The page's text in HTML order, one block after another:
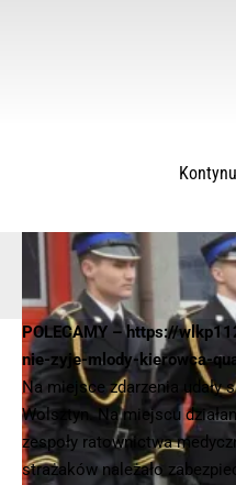
POLECAMY –https://
nie-zyje-mlody-kierowca-
Na miejsce zdarzenia udały
Wolsztyn. Na miejscu
zespoły ratownictwa
strażaków należało
© 2025 – Wielkopolska 112,